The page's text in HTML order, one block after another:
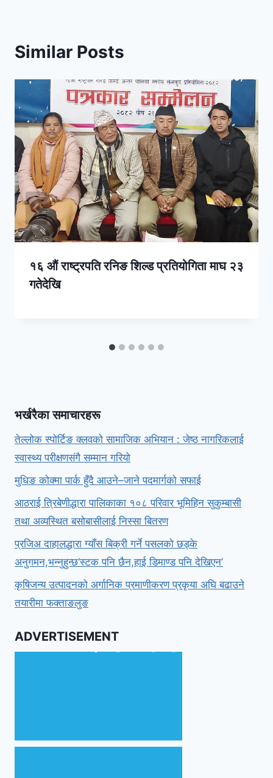
Similar Posts
१६ औं राष्ट्रपति रनिङ शिल्ड प्रतियोगिता माघ २३
गतेदेखि
भर्खरैका समाचारहरू
तेल्लोक स्पोर्टिङ क्लवको सामाजिक अभियान : जेष्ठ नागरिकलाई
स्वास्थ्य परीक्षणसंगै सम्मान गरियो
मुधिङ कोक्मा पार्क हुँदै आउने–जाने पदमार्गको सफाई
आठराई त्रिबेणीद्धारा पालिकाका १०८ परिवार भूमिहिन सुकुम्बासी
तथा अव्यस्थित बसोबासीलाई निस्सा बितरण
प्रजिअ दाहालद्धारा ग्याँस बिक्री गर्ने पसलको छड्के
अनुगमन,भन्नुहुन्छ‘स्टक पनि छैन,हाई डिमाण्ड पनि देखिएन’
कृषिजन्य उत्पादनको अर्गानिक प्रमाणीकरण प्रकृया अघि बढाउने
तयारीमा फक्ताङलुङ
ADVERTISEMENT